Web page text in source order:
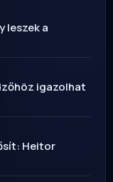
leszek a
igazolhat
Heitor